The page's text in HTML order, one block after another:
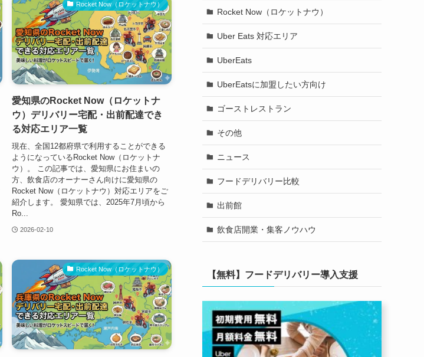
Rocket Now（ロケットナウ）
愛知県のRocket Now（ロケットナ
ウ）デリバリー宅配・出前配達でき
る対応エリア一覧
現在、全国12都府県で利用することができる
ようになっているRocket Now（ロケットナ
ウ）。 この記事では、愛知県にお住まいの
方、飲食店のオーナーさん向けに愛知県の
Rocket Now（ロケットナウ）対応エリアをご
紹介します。 愛知県では、2025年7月頃から
Ro...
2026-02-10
Rocket Now（ロケットナウ）
Rocket Now（ロケットナウ）
Uber Eats 対応エリア
UberEats
UberEatsに加盟したい方向け
ゴーストレストラン
その他
ニュース
フードデリバリー比較
出前館
飲食店開業・集客ノウハウ
【無料】フードデリバリー導入支援